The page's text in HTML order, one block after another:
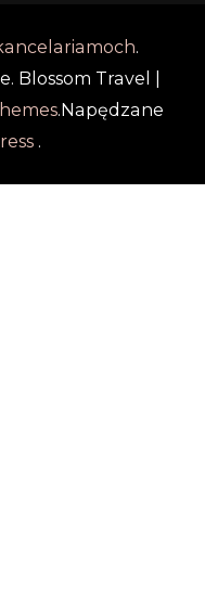
.
Blossom Travel |
.Napędzane
.